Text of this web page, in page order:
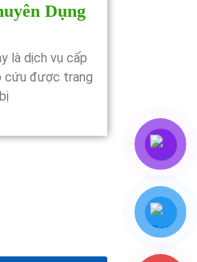
Dụng
là dịch vụ cấp
cứu được trang